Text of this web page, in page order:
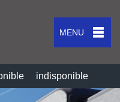
MENU
indisponible